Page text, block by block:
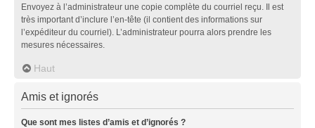
Envoyez à l’administrateur une copie complète du courriel reçu. Il est
très important d’inclure l’en-tête (il contient des informations sur
l’expéditeur du courriel). L’administrateur pourra alors prendre les
mesures nécessaires.
Haut
Amis et ignorés
Que sont mes listes d’amis et d’ignorés ?